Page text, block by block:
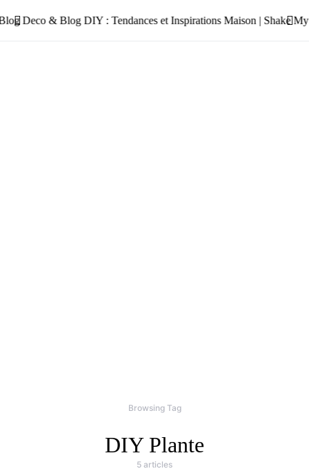
Browsing Tag
DIY Plante
5 articles